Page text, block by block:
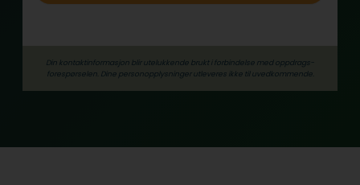
Din kontaktinformasjon blir utelukkende brukt i forbindelse med oppdrags­
forespørselen. Dine person­­opplysninger utleveres ikke til uvedkommende.